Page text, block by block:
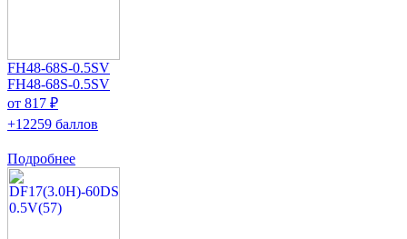
FH48-68S-0.5SV
FH48-68S-0.5SV
от 817 ₽
+12259 баллов
Подробнее